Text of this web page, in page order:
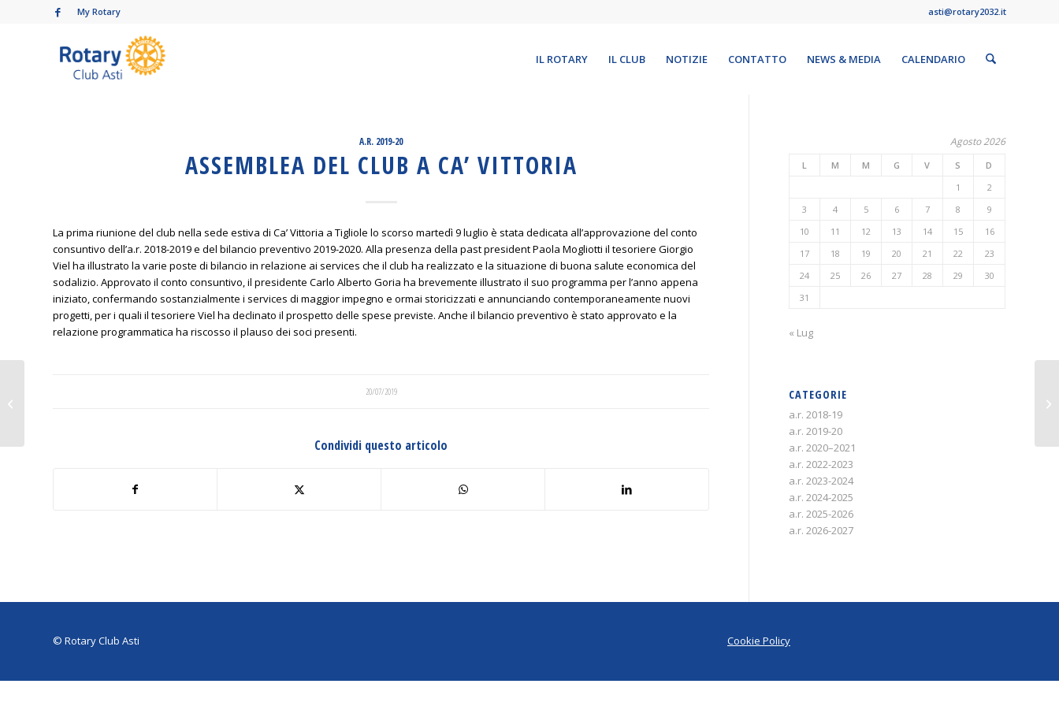
My Rotary asti@rotary2032.it
IL ROTARY IL CLUB NOTIZIE CONTATTO NEWS & MEDIA CALENDARIO
A.R. 2019-20
ASSEMBLEA DEL CLUB A CA’ VITTORIA
La prima riunione del club nella sede estiva di Ca’ Vittoria a Tigliole lo scorso martedì 9 luglio è stata dedicata all’approvazione del conto
consuntivo dell’a.r. 2018-2019 e del bilancio preventivo 2019-2020. Alla presenza della past president Paola Mogliotti il tesoriere Giorgio
Viel ha illustrato la varie poste di bilancio in relazione ai services che il club ha realizzato e la situazione di buona salute economica del
sodalizio. Approvato il conto consuntivo, il presidente Carlo Alberto Goria ha brevemente illustrato il suo programma per l’anno appena
iniziato, confermando sostanzialmente i services di maggior impegno e ormai storicizzati e annunciando contemporaneamente nuovi
progetti, per i quali il tesoriere Viel ha declinato il prospetto delle spese previste. Anche il bilancio preventivo è stato approvato e la
relazione programmatica ha riscosso il plauso dei soci presenti.
20/07/2019
Condividi questo articolo
Agosto 2026
L M M G V S
D
1
2
3
4 5 6 7 8
9
10
11 12 13 14 15
16
17
18 19 20 21 22
23
24
25 26 27 28 29
30
31
« Lug
CATEGORIE
a.r. 2018-19
a.r. 2019-20
a.r. 2020–2021
a.r. 2022-2023
a.r. 2023-2024
a.r. 2024-2025
a.r. 2025-2026
a.r. 2026-2027
© Rotary Club Asti Cookie Policy